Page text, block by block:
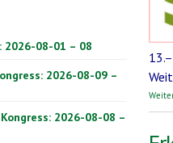
2026-08-01 – 08
2026-08-09 –
2026-08-08 –